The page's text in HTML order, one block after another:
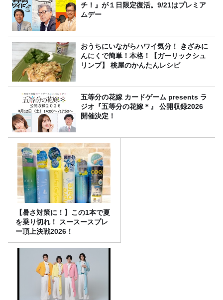
チ！』が１日限定復活。9/21はプレミア
ムデー
おうちにいながらハワイ気分！ きざみに
んにくで簡単！本格！【ガーリックシュ
リンプ】 桃屋のかんたんレシピ
五等分の花嫁 カードゲーム presents ラ
ジオ『五等分の花嫁＊』 公開収録2026
開催決定！
【暑さ対策に！】この1本で夏
を乗り切れ！ スースースプレ
ー頂上決戦2026！